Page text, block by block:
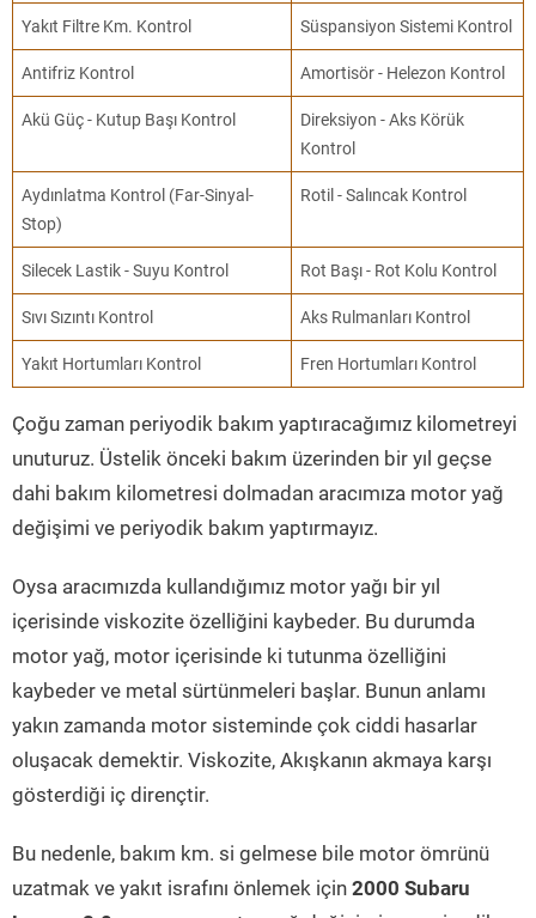
Yakıt Filtre Km. Kontrol Süspansiyon Sistemi Kontrol
Antifriz Kontrol Amortisör - Helezon Kontrol
Akü Güç - Kutup Başı Kontrol
Direksiyon - Aks Körük
Kontrol
Aydınlatma Kontrol (Far-Sinyal-
Stop)
Rotil - Salıncak Kontrol
Silecek Lastik - Suyu Kontrol Rot Başı - Rot Kolu Kontrol
Sıvı Sızıntı Kontrol Aks Rulmanları Kontrol
Yakıt Hortumları Kontrol Fren Hortumları Kontrol
Çoğu zaman periyodik bakım yaptıracağımız kilometreyi
unuturuz. Üstelik önceki bakım üzerinden bir yıl geçse
dahi bakım kilometresi dolmadan aracımıza motor yağ
değişimi ve periyodik bakım yaptırmayız.
Oysa aracımızda kullandığımız motor yağı bir yıl
içerisinde viskozite özelliğini kaybeder. Bu durumda
motor yağ, motor içerisinde ki tutunma özelliğini
kaybeder ve metal sürtünmeleri başlar. Bunun anlamı
yakın zamanda motor sisteminde çok ciddi hasarlar
oluşacak demektir. Viskozite, Akışkanın akmaya karşı
gösterdiği iç dirençtir.
Bu nedenle, bakım km. si gelmese bile motor ömrünü
uzatmak ve yakıt israfını önlemek için 2000 Subaru